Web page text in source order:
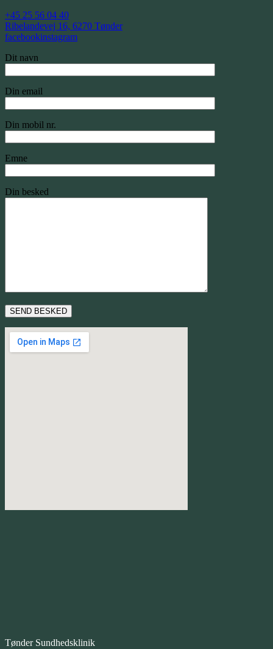
+45 25 56 04 40
Ribelandevej 16, 6270 Tønder
facebookinstagram
Dit navn
Din email
Din mobil nr.
Emne
Din besked
Tønder Sundhedsklinik